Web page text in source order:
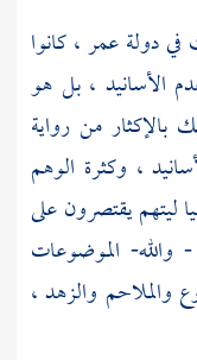
في دولةعمر، كانوا
الأسانيد ، بل هو
بالإكثار من رواية
، وكثرة الوهم
ليتهم يقتصرون على
الموضوعات
والملاحم والزهد ،